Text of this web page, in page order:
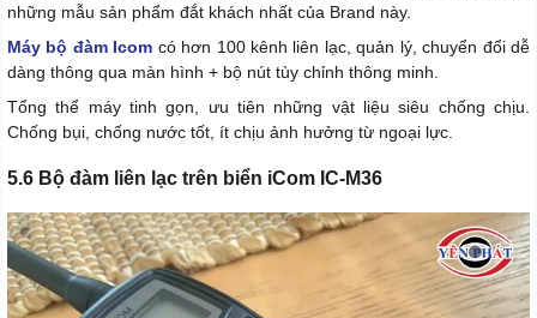
những mẫu sản phẩm đắt khách nhất của Brand này.
Máy bộ đàm Icom có hơn 100 kênh liên lạc, quản lý, chuyển đổi dễ
dàng thông qua màn hình + bộ nút tùy chỉnh thông minh.
Tổng thể máy tinh gọn, ưu tiên những vật liệu siêu chống chịu.
Chống bụi, chống nước tốt, ít chịu ảnh hưởng từ ngoại lực.
5.6 Bộ đàm liên lạc trên biển iCom IC-M36